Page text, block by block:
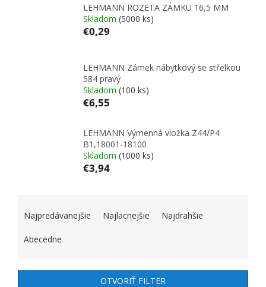
LEHMANN ROZETA ZÁMKU 16,5 MM
Skladom (5000 ks)
€0,29
LEHMANN Zámek nábytkový se střelkou
584 pravý
Skladom (100 ks)
€6,55
LEHMANN Výmenná vložka Z44/P4
B1,18001-18100
Skladom (1000 ks)
€3,94
Najpredávanejšie Najlacnejšie Najdrahšie
Abecedne
OTVORIŤ FILTER